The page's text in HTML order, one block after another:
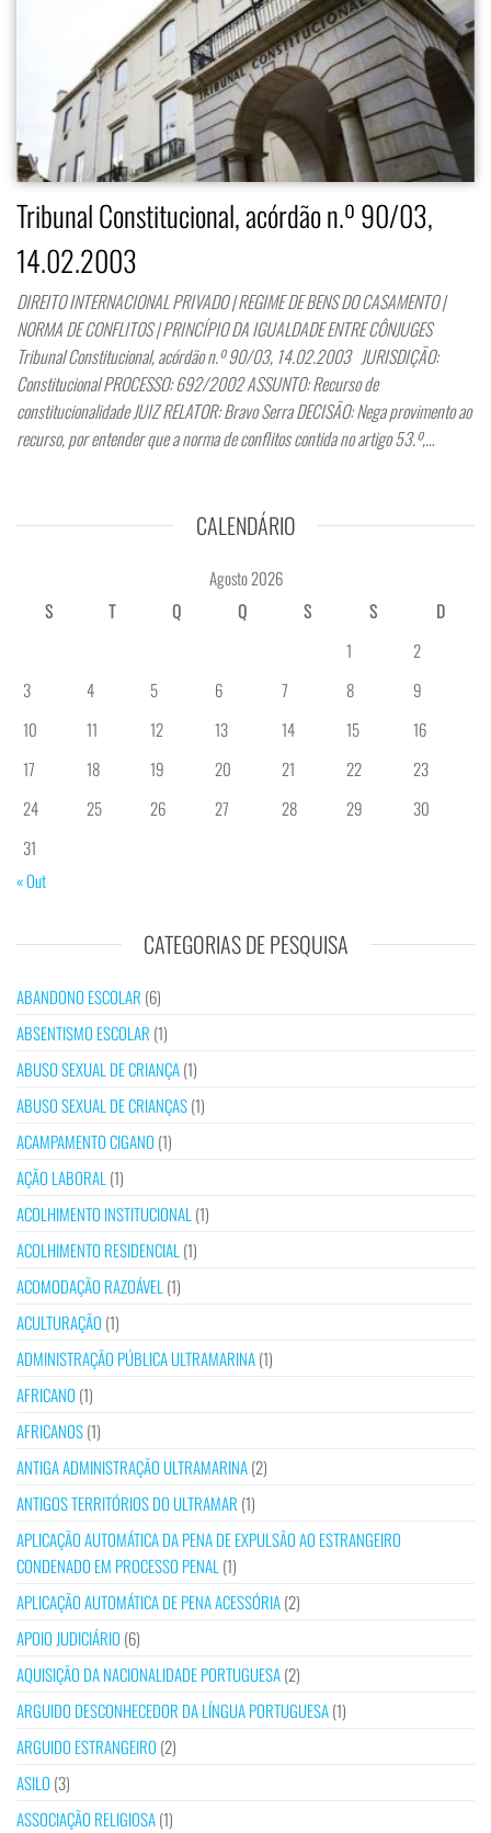
Tribunal Constitucional, acórdão n.º 90/03,
14.02.2003
DIREITO INTERNACIONAL PRIVADO | REGIME DE BENS DO CASAMENTO |
NORMA DE CONFLITOS | PRINCÍPIO DA IGUALDADE ENTRE CÔNJUGES
Tribunal Constitucional, acórdão n.º 90/03, 14.02.2003 JURISDIÇÃO:
Constitucional PROCESSO: 692/2002 ASSUNTO: Recurso de
constitucionalidade JUIZ RELATOR: Bravo Serra DECISÃO: Nega provimento ao
recurso, por entender que a norma de conflitos contida no artigo 53.º,…
CALENDÁRIO
Agosto 2026
S
T Q Q S S
D
1
2
3
4 5 6 7 8
9
10
11 12 13 14 15
16
17
18 19 20 21 22
23
24
25 26 27 28 29
30
31
« Out
CATEGORIAS DE PESQUISA
ABANDONO ESCOLAR (6)
ABSENTISMO ESCOLAR (1)
ABUSO SEXUAL DE CRIANÇA(1)
ABUSO SEXUAL DE CRIANÇAS(1)
ACAMPAMENTO CIGANO (1)
AÇÃO LABORAL (1)
ACOLHIMENTO INSTITUCIONAL (1)
ACOLHIMENTO RESIDENCIAL (1)
ACOMODAÇÃO RAZOÁVEL (1)
ACULTURAÇÃO (1)
ADMINISTRAÇÃO PÚBLICA ULTRAMARINA(1)
AFRICANO (1)
AFRICANOS(1)
ANTIGA ADMINISTRAÇÃO ULTRAMARINA(2)
ANTIGOS TERRITÓRIOS DO ULTRAMAR (1)
APLICAÇÃO AUTOMÁTICA DA PENA DE EXPULSÃO AO ESTRANGEIRO
CONDENADO EM PROCESSO PENAL (1)
APLICAÇÃO AUTOMÁTICA DE PENA ACESSÓRIA(2)
APOIO JUDICIÁRIO (6)
AQUISIÇÃO DA NACIONALIDADE PORTUGUESA(2)
ARGUIDO DESCONHECEDOR DA LÍNGUA PORTUGUESA(1)
ARGUIDO ESTRANGEIRO (2)
ASILO (3)
ASSOCIAÇÃO RELIGIOSA(1)